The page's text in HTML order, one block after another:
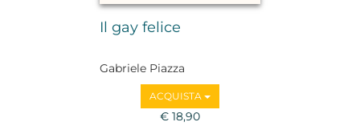
Il gay felice
Gabriele Piazza
ACQUISTA
€ 18,90